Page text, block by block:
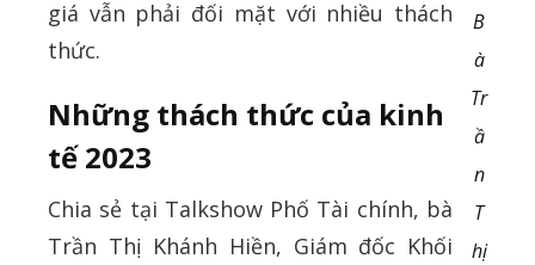
B
à
Tr
ầ
n
T
hị
giá vẫn phải đối mặt với nhiều thách
thức.
Những thách thức của kinh
tế 2023
Chia sẻ tại Talkshow Phố Tài chính, bà
Trần Thị Khánh Hiền, Giám đốc Khối